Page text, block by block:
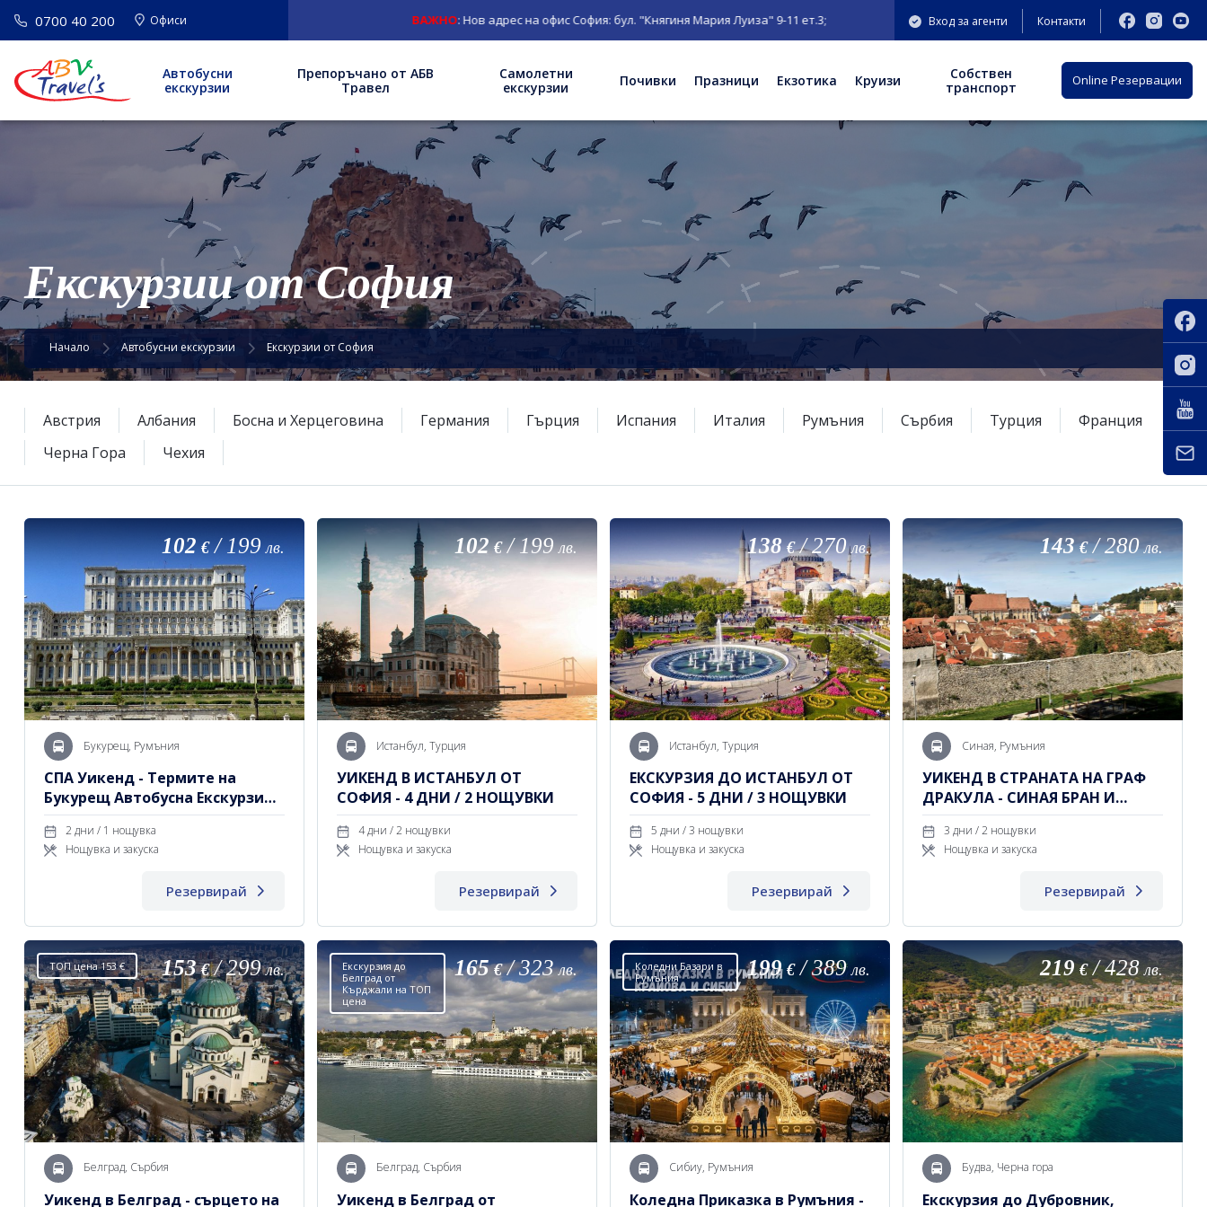
0700 40 200 Офиси : Нов адрес на офис София: бул. "Княгиня Мария Луиза" 9-11 ет.3; Вход за агенти Контакти
Автобусни
екскурзии
Препоръчано от АБВ
Травел
Самолетни
екскурзии
Почивки Празници Екзотика Круизи
Собствен
транспорт
Оnline Резервации
Екскурзии от София
Начало Автобусни екскурзии Екскурзии от София
Австрия Албания Босна и Херцеговина Германия Гърция Испания Италия Румъния Сърбия Турция
Франция
Черна Гора
Чехия
102 €/199 лв.
Букурещ, Румъния
СПА Уикенд - Термите на
Букурещ Автобусна Екскурзия с
тръгване по линия София
2 дни / 1 нощувка
Нощувка и закуска
Резервирай
102 €/199 лв.
Истанбул, Турция
УИКЕНД В ИСТАНБУЛ ОТ
СОФИЯ - 4 ДНИ / 2 НОЩУВКИ
4 дни / 2 нощувки
Нощувка и закуска
Резервирай
138 €/270 лв.
Истанбул, Турция
ЕКСКУРЗИЯ ДО ИСТАНБУЛ ОТ
СОФИЯ - 5 ДНИ / 3 НОЩУВКИ
5 дни / 3 нощувки
Нощувка и закуска
Резервирай
143 €/280 лв.
Синая, Румъния
УИКЕНД В СТРАНАТА НА ГРАФ
ДРАКУЛА - СИНАЯ БРАН И
БРАШОВ
3 дни / 2 нощувки
Нощувка и закуска
Резервирай
ТОП цена 153 € 153 €/299 лв.
Белград, Сърбия
Уикенд в Белград - сърцето на
Екскурзия до
Белград от
Кърджали на ТОП
цена
165 €/323 лв.
Белград, Сърбия
Уикенд в Белград от
Коледни Базари в
Румъния
199 €/389 лв.
Сибиу, Румъния
Коледна Приказка в Румъния -
219 €/428 лв.
Будва, Черна гора
Екскурзия до Дубровник,